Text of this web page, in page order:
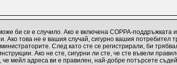
би се е случило. Ако е включена COPPA-поддръжката
Ако това не е вашия случай, сигурно вашия потребител
След като сте се регистрирали, би
Ако не сте, сигурни ли сте, че сте въвели
мейл адреса ви е правилен, най-добре потърсете